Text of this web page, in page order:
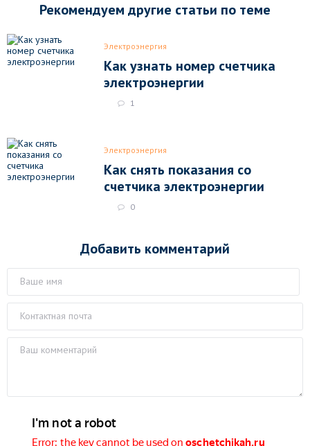
Рекомендуем другие статьи по теме
Электроэнергия
Как узнать номер счетчика
электроэнергии
1
Электроэнергия
Как снять показания со
счетчика электроэнергии
0
Добавить комментарий